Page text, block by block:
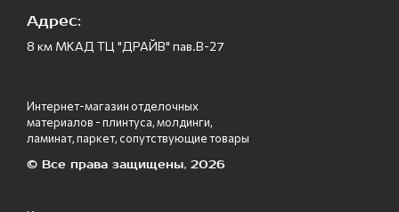
Адрес:
8 км МКАД ТЦ "ДРАЙВ" пав.В-27
Интернет-магазин отделочных
материалов - плинтуса, молдинги,
ламинат, паркет, сопутствующие товары
© Все права защищены, 2026